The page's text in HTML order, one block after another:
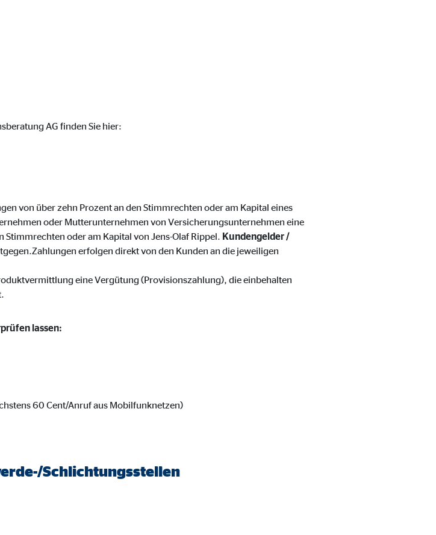
AG finden Sie hier:
von über zehn Prozent an den Stimmrechten oder am Kapital eines
oder Mutterunternehmen von Versicherungsunternehmen eine
oder am Kapital von Jens-Olaf Rippel. Kundengelder /
erfolgen direkt von den Kunden an die jeweiligen
eine Vergütung (Provisionszahlung), die einbehalten
lassen:
60 Cent/Anruf aus Mobilfunknetzen)
Schlichtungsstellen
blockiert. Durch das Akzeptieren von externen Medien